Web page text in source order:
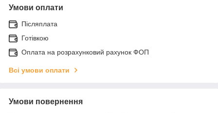
Умови оплати
Післяплата
Готівкою
Оплата на розрахунковий рахунок ФОП
Всі умови оплати
Умови повернення